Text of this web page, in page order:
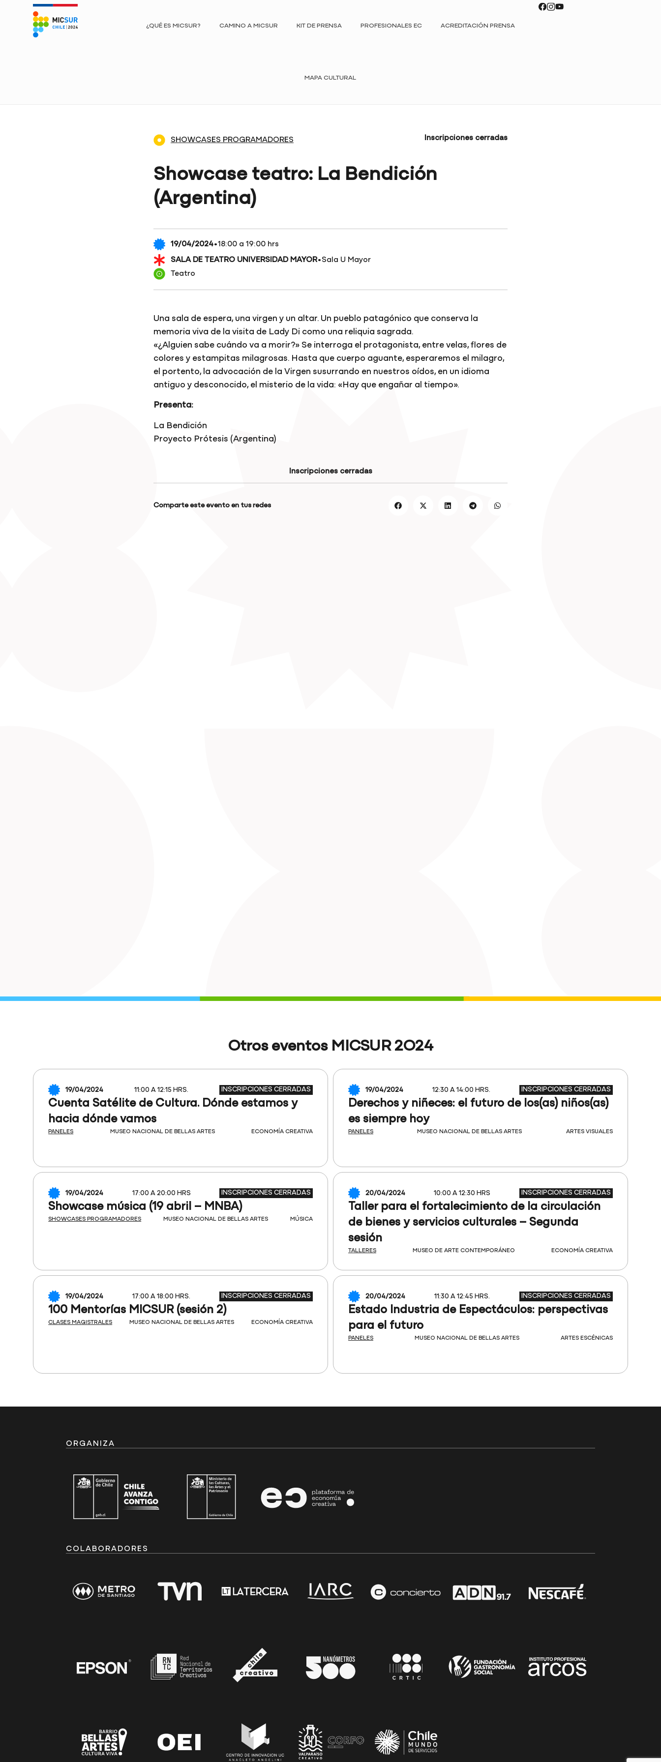
¿QUÉ ES MICSUR? CAMINO A MICSUR KIT DE PRENSA PROFESIONALES EC ACREDITACIÓN PRENSA
MAPA CULTURAL
SHOWCASES PROGRAMADORES Inscripciones cerradas
Showcase teatro: La Bendición
(Argentina)
19/04/2024·18:00 a 19:00 hrs
SALA DE TEATRO UNIVERSIDAD MAYOR·Sala U Mayor
Teatro
Una sala de espera, una virgen y un altar. Un pueblo patagónico que conserva la
memoria viva de la visita de Lady Di como una reliquia sagrada.
«¿Alguien sabe cuándo va a morir?» Se interroga el protagonista, entre velas, flores de
colores y estampitas milagrosas. Hasta que cuerpo aguante, esperaremos el milagro,
el portento, la advocación de la Virgen susurrando en nuestros oídos, en un idioma
antiguo y desconocido, el misterio de la vida: «Hay que engañar al tiempo».
Presenta:
La Bendición
Proyecto Prótesis (Argentina)
Inscripciones cerradas
Comparte este evento en tus redes
Otros eventos MICSUR 2O24
19/04/2024 11:00 A 12:15 HRS. INSCRIPCIONES CERRADAS
Cuenta Satélite de Cultura. Dónde estamos y
hacia dónde vamos
PANELES MUSEO NACIONAL DE BELLAS ARTES ECONOMÍA CREATIVA
19/04/2024 12:30 A 14:00 HRS. INSCRIPCIONES CERRADAS
Derechos y niñeces: el futuro de los(as) niños(as)
es siempre hoy
PANELES MUSEO NACIONAL DE BELLAS ARTES ARTES VISUALES
19/04/2024 17:00 A 20:00 HRS INSCRIPCIONES CERRADAS
Showcase música (19 abril – MNBA)
SHOWCASES PROGRAMADORES MUSEO NACIONAL DE BELLAS ARTES MÚSICA
20/04/2024 10:00 A 12:30 HRS INSCRIPCIONES CERRADAS
Taller para el fortalecimiento de la circulación
de bienes y servicios culturales – Segunda
sesión
TALLERES MUSEO DE ARTE CONTEMPORÁNEO ECONOMÍA CREATIVA
19/04/2024 17:00 A 18:00 HRS. INSCRIPCIONES CERRADAS
100 Mentorías MICSUR (sesión 2)
CLASES MAGISTRALES MUSEO NACIONAL DE BELLAS ARTES ECONOMÍA CREATIVA
20/04/2024 11:30 A 12:45 HRS. INSCRIPCIONES CERRADAS
Estado Industria de Espectáculos: perspectivas
para el futuro
PANELES MUSEO NACIONAL DE BELLAS ARTES ARTES ESCÉNICAS
ORGANIZA
COLABORADORES